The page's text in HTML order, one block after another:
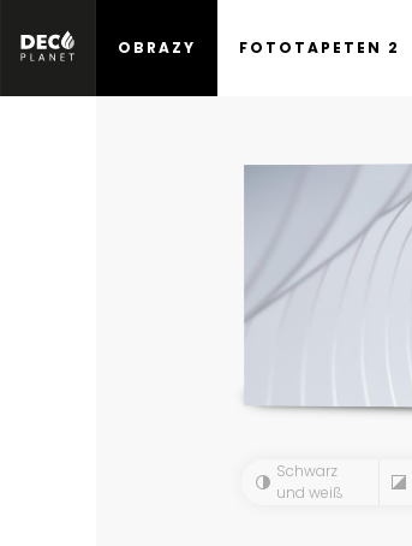
OBRAZY FOTOTAPETEN 2
Schwarz
und weiß